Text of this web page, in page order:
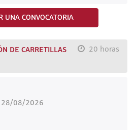
UNA CONVOCATORIA
20 horas
DE CARRETILLAS
08/2026